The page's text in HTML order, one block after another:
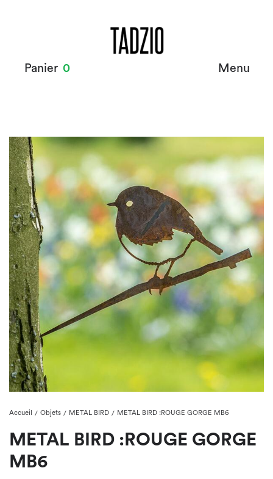
Panier 0 Menu
Accueil / Objets / METAL BIRD / METAL BIRD :ROUGE GORGE MB6
METAL BIRD :ROUGE GORGE
MB6